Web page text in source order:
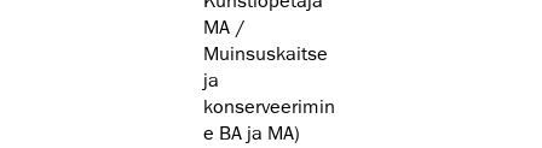
MA /
Muinsuskaitse
ja
konserveerimin
e BA ja MA)